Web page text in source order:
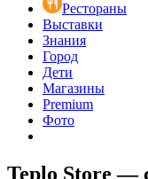
Рестораны
Выставки
Знания
Город
Дети
Магазины
Premium
Фото
Teplo Store —